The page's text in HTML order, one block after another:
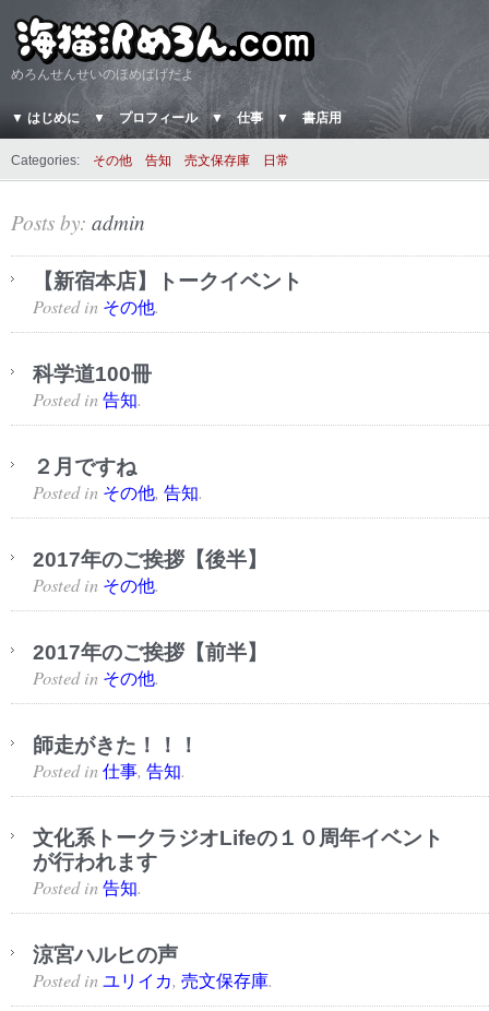
めろんせんせいのほめぱげだよ
▼ はじめに ▼ プロフィール ▼ 仕事 ▼ 書店用
Categories: その他 告知 売文保存庫 日常
Posts by: admin
【新宿本店】トークイベント
Posted in その他.
科学道100冊
Posted in 告知.
２月ですね
Posted in その他, 告知.
2017年のご挨拶【後半】
Posted in その他.
2017年のご挨拶【前半】
Posted in その他.
師走がきた！！！
Posted in 仕事, 告知.
文化系トークラジオLifeの１０周年イベント
が行われます
Posted in 告知.
涼宮ハルヒの声
Posted in ユリイカ, 売文保存庫.